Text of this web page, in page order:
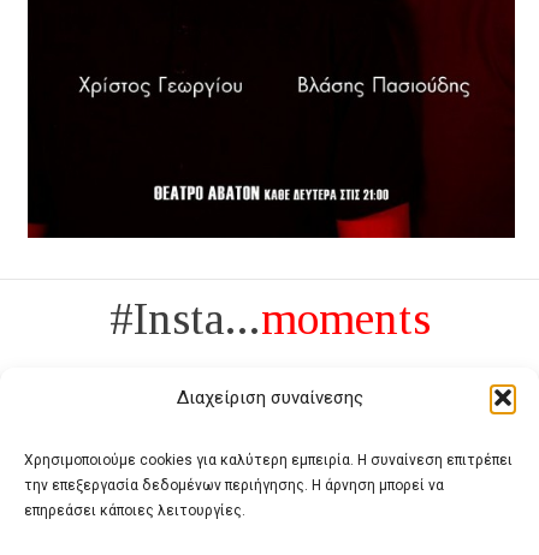
Διαχείριση συναίνεσης
Χρησιμοποιούμε cookies για καλύτερη εμπειρία. Η συναίνεση επιτρέπει
την επεξεργασία δεδομένων περιήγησης. Η άρνηση μπορεί να
επηρεάσει κάποιες λειτουργίες.
#Insta...moments
Πολυτέλεια δεν είναι το αντίθετο της ανέχειας, είναι το αντίθετο της